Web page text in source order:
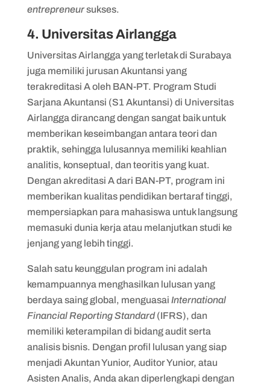
entrepreneursukses.
4. Universitas Airlangga
Universitas Airlangga yang terletak di Surabaya
juga memiliki jurusan Akuntansi yang
terakreditasi A oleh BAN-PT. Program Studi
Sarjana Akuntansi (S1 Akuntansi) di Universitas
Airlangga dirancang dengan sangat baik untuk
memberikan keseimbangan antara teori dan
praktik, sehingga lulusannya memiliki keahlian
analitis, konseptual, dan teoritis yang kuat.
Dengan akreditasi A dari BAN-PT, program ini
memberikan kualitas pendidikan bertaraf tinggi,
mempersiapkan para mahasiswa untuk langsung
memasuki dunia kerja atau melanjutkan studi ke
jenjang yang lebih tinggi.
Salah satu keunggulan program ini adalah
kemampuannya menghasilkan lulusan yang
berdaya saing global, menguasai International
Financial Reporting Standard(IFRS), dan
memiliki keterampilan di bidang audit serta
analisis bisnis. Dengan profil lulusan yang siap
menjadi Akuntan Yunior, Auditor Yunior, atau
Asisten Analis, Anda akan diperlengkapi dengan